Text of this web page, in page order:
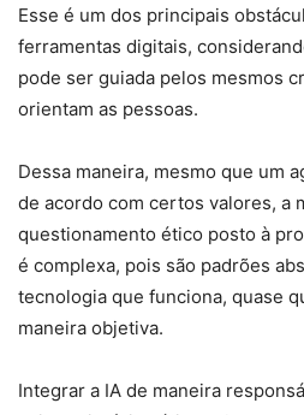
Esse é um dos principais
ferramentas digitais,
pode ser guiada pelos mesmos
orientam as pessoas.
Dessa maneira, mesmo que um
de acordo com certos valores, a
questionamento ético posto à
é complexa, pois são padrões
tecnologia que funciona, quase
maneira objetiva.
Integrar a IA de maneira